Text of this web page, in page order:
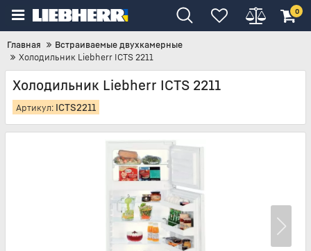
0
Главная
Встраиваемые двухкамерные
Холодильник Liebherr ICTS 2211
Холодильник Liebherr ICTS 2211
Артикул: ICTS2211